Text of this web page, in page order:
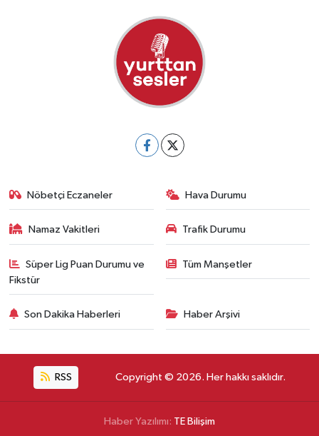
Nöbetçi Eczaneler Hava Durumu
Namaz Vakitleri Trafik Durumu
Süper Lig Puan Durumu ve
Fikstür
Tüm Manşetler
Son Dakika Haberleri Haber Arşivi
RSS Copyright © 2026. Her hakkı saklıdır.
Haber Yazılımı: TE Bilişim